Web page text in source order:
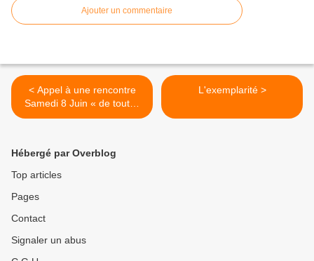
Ajouter un commentaire
< Appel à une rencontre
Samedi 8 Juin « de toutes
les forces en lutte sur le
sur Clermont-Ferrand
L'exemplarité >
Hébergé par Overblog
Top articles
Pages
Contact
Signaler un abus